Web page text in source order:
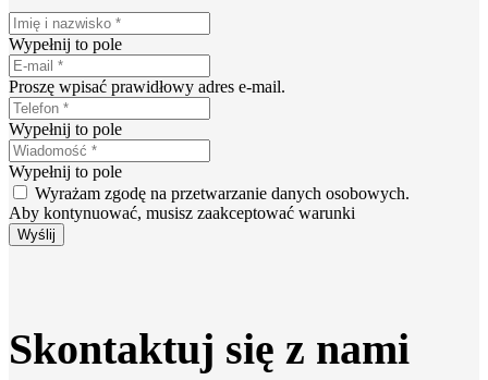
Wypełnij to pole
Proszę wpisać prawidłowy adres e-mail.
Wypełnij to pole
Wypełnij to pole
Wyrażam zgodę na przetwarzanie danych osobowych.
Aby kontynuować, musisz zaakceptować warunki
Wyślij
Skontaktuj się z nami